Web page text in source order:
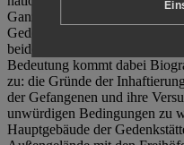
Ganzjährig zeigen mehrere
Gedenkstätte Zuchthaus
beiden deutschen Diktaturen
Bedeutung kommt dabei
zu: die Gründe der
der Gefangenen und ihre
unwürdigen Bedingungen zu
Hauptgebäude der